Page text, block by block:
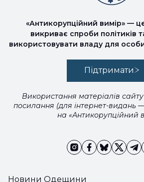
Новини Одещини
«Антикорупційний вимір» —
викриває спроби політиків
використовувати владу для
Підтримати
Використання матеріалів
посилання (для інтернет-видань
на «Антикорупційний